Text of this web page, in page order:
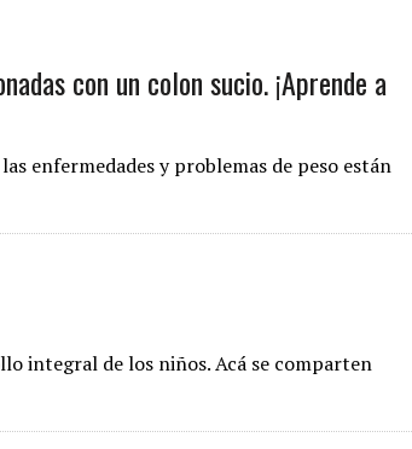
con un colon sucio. ¡Aprende a
enfermedades y problemas de peso están
integral de los niños. Acá se comparten